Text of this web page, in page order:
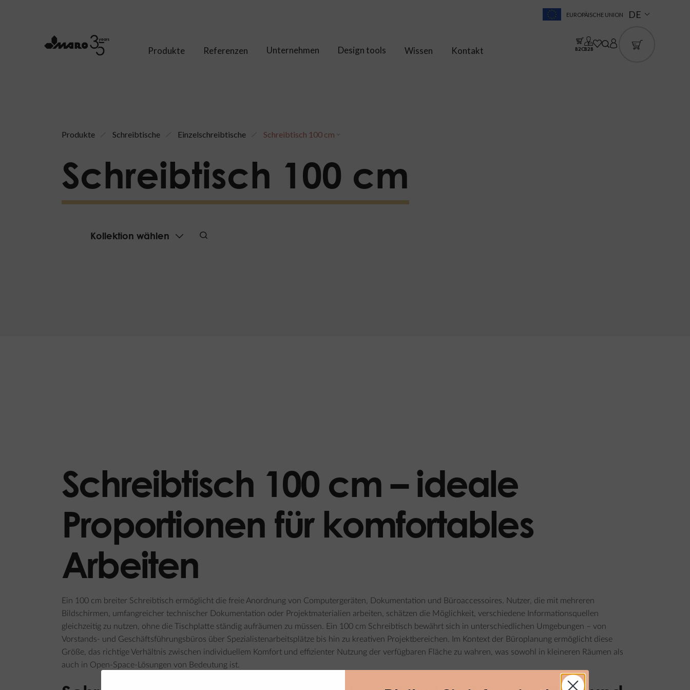
Produkte Referenzen Unternehmen Design tools Wissen Kontakt B2CB2B
EUROPÄISCHE UNION DE
Produkte Schreibtische Einzelschreibtische Schreibtisch 100 cm
Schreibtisch 100 cm
Kollektion wählen
Schreibtisch 100 cm – ideale
Proportionen für komfortables
Arbeiten
Ein 100 cm breiter Schreibtisch ermöglicht die freie Anordnung von Computergeräten, Dokumentation und Büroaccessoires. Nutzer, die mit mehreren
Bildschirmen, umfangreicher technischer Dokumentation oder Projektmaterialien arbeiten, schätzen die Möglichkeit, verschiedene Informationsquellen
gleichzeitig zu nutzen, ohne die Tischplatte ständig aufräumen zu müssen. Ein 100 cm Schreibtisch bewährt sich in unterschiedlichen Umgebungen – von
Vorstands- und Geschäftsführungsbüros über Spezialistenarbeitsplätze bis hin zu kreativen Projektbereichen. Im Kontext der Büroplanung ermöglicht diese
Größe, das richtige Verhältnis zwischen individuellem Komfort und effizienter Nutzung der verfügbaren Fläche zu wahren, was sowohl in kleineren Räumen als
auch in Open-Space-Lösungen von Bedeutung ist.